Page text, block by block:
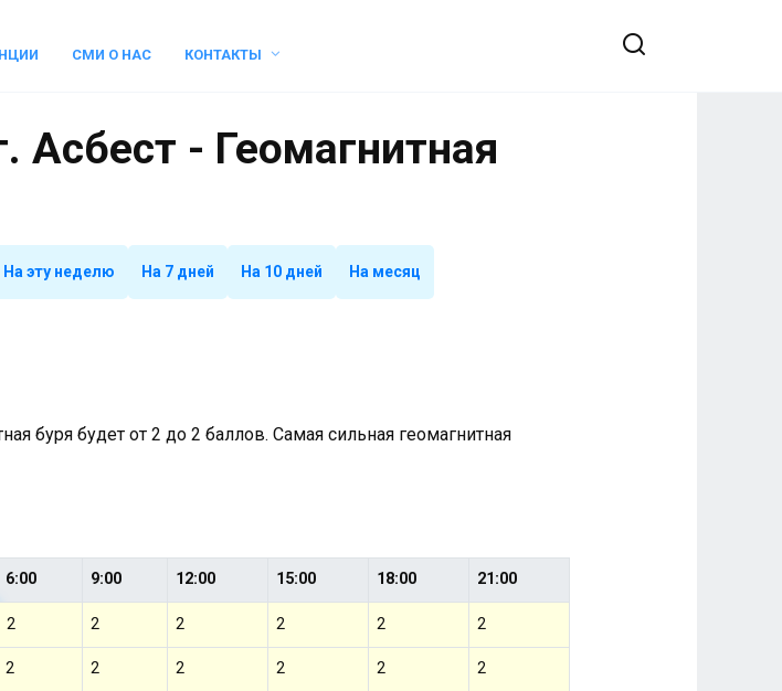
СМИ О НАС КОНТАКТЫ
Асбест - Геомагнитная
На эту неделю На 7 дней На 10 дней На месяц
буря будет от 2 до 2 баллов. Самая сильная геомагнитная
6:00 9:00 12:00 15:00 18:00 21:00
2 2 2 2 2 2
2 2 2 2 2 2